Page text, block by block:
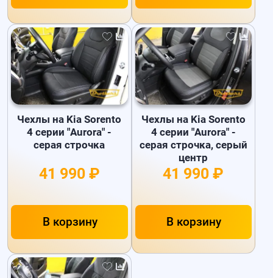
Чехлы на Kia Sorento
4 серии "Aurora" -
серая строчка
41 990 ₽
В корзину
Чехлы на Kia Sorento
4 серии "Aurora" -
серая строчка, серый
центр
41 990 ₽
В корзину